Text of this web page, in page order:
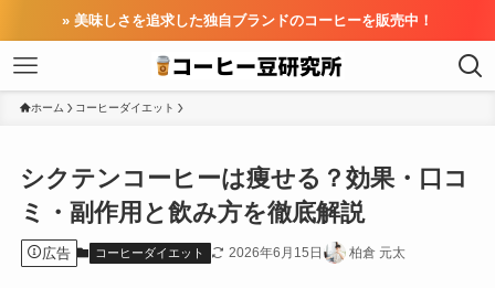
» 美味しさを追求した独自ブランドのコーヒーを販売中！
ホーム コーヒーダイエット
シクテンコーヒーは痩せる？効果・口コ
ミ・副作用と飲み方を徹底解説
広告 コーヒーダイエット 2026年6月15日 柏倉 元太